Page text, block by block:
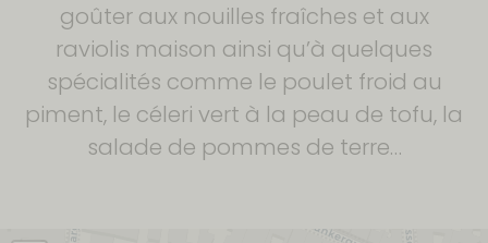
goûter aux nouilles fraîches et aux
raviolis maison ainsi qu’à quelques
spécialités comme le poulet froid au
piment, le céleri vert à la peau de tofu, la
salade de pommes de terre…